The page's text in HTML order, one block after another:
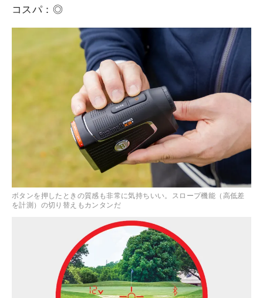
コスパ：◎
ボタンを押したときの質感も非常に気持ちいい。スロープ機能（高低差
を計測）の切り替えもカンタンだ